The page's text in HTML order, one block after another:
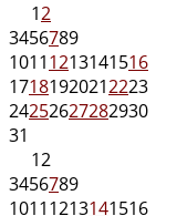
12
3456789
10111213141516
17181920212223
24252627282930
31
12
3456789
10111213141516